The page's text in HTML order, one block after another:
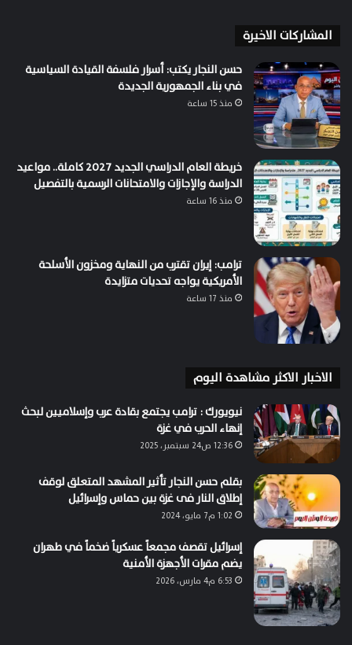
المشاركات الاخيرة
حسن النجار يكتب: أسرار فلسفة القيادة السياسية
في بناء الجمهورية الجديدة
منذ 15 ساعة
خريطة العام الدراسي الجديد 2027 كاملة.. مواعيد
الدراسة والإجازات والامتحانات الرسمية بالتفصيل
منذ 16 ساعة
ترامب: إيران تقترب من النهاية ومخزون الأسلحة
الأمريكية يواجه تحديات متزايدة
منذ 17 ساعة
الاخبار الاكثر مشاهدة اليوم
نيويورك : ترامب يجتمع بقادة عرب وإسلاميين لبحث
إنهاء الحرب في غزة
12:36 ص24 سبتمبر، 2025
بقلم حسن النجار تأثير المشهد المتعلق لوقف
إطلاق النار فى غزة بين حماس وإسرائيل
1:02 م7 مايو، 2024
إسرائيل تقصف مجمعاً عسكرياً ضخماً في طهران
يضم مقرات الأجهزة الأمنية
6:53 م4 مارس، 2026